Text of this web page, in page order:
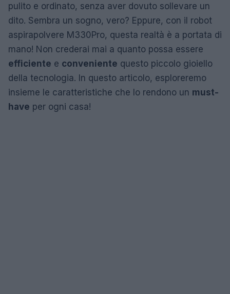
pulito e ordinato, senza aver dovuto sollevare un
dito. Sembra un sogno, vero? Eppure, con il robot
aspirapolvere M330Pro, questa realtà è a portata di
mano! Non crederai mai a quanto possa essere
efficiente e conveniente questo piccolo gioiello
della tecnologia. In questo articolo, esploreremo
insieme le caratteristiche che lo rendono un must-
have per ogni casa!